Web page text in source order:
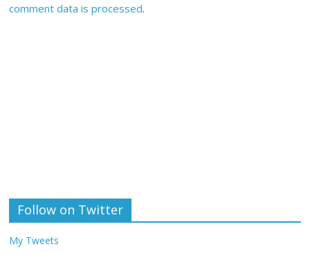
comment data is processed.
Follow on Twitter
My Tweets